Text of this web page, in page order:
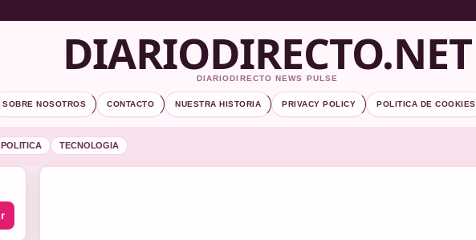
DIARIODIRECTO.NET
DIARIODIRECTO NEWS PULSE
SOBRE NOSOTROS CONTACTO NUESTRA HISTORIA PRIVACY POLICY POLITICA DE COOKIES
POLITICA TECNOLOGIA
Ir